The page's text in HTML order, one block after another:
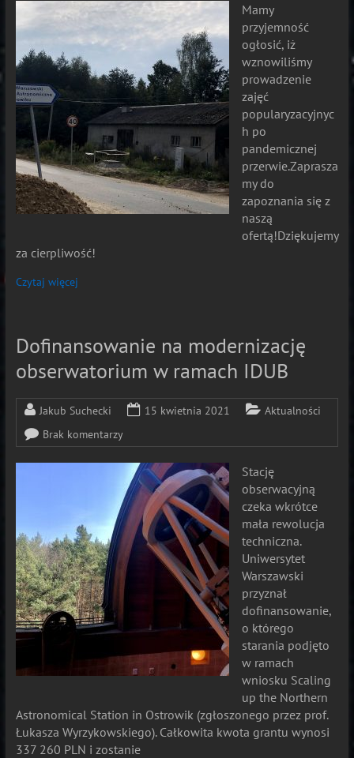
Mamy
przyjemność
ogłosić, iż
wznowiliśmy
prowadzenie
zajęć
popularyzacyjnyc
h po
pandemicznej
przerwie.Zaprasza
my do
zapoznania się z
naszą
ofertą!Dziękujemy
za cierpliwość!
Czytaj więcej
Dofinansowanie na modernizację
obserwatorium w ramach IDUB
Jakub Suchecki 15 kwietnia 2021
Aktualności
Brak komentarzy
Stację
obserwacyjną
czeka wkrótce
mała rewolucja
techniczna.
Uniwersytet
Warszawski
przyznał
dofinansowanie,
o którego
starania podjęto
w ramach
wniosku Scaling
up the Northern
Astronomical Station in Ostrowik (zgłoszonego przez prof.
Łukasza Wyrzykowskiego). Całkowita kwota grantu wynosi
337 260 PLN i zostanie